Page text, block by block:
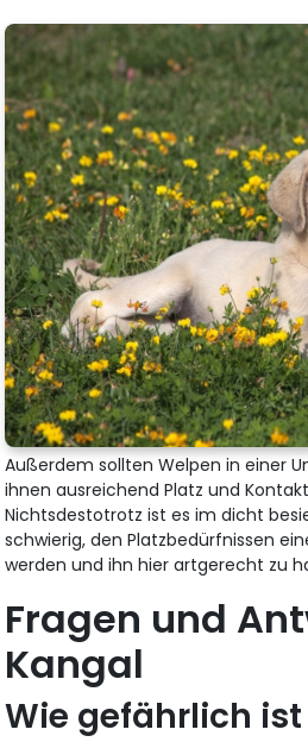
Außerdem sollten Welpen in einer
ihnen ausreichend Platz und
Nichtsdestotrotz ist es im dicht
schwierig, den Platzbedürfnissen
werden und ihn hier artgerecht zu
Fragen und
Kangal
Wie gefährlich